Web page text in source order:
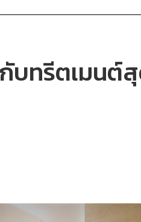
บทรีตเมนต์